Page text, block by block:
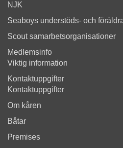
NJK
Seaboys understöds- och
Scout samarbetsorganisationer
Medlemsinfo
Viktig information
Kontaktuppgifter
Kontaktuppgifter
Om kåren
Båtar
Premises